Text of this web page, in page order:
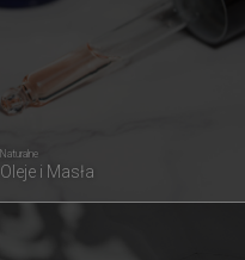
Naturalne
Oleje i Masła